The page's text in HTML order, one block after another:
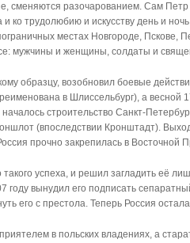
сменяются разочарованием. Сам Петр
ко трудолюбию и искусству день и
местах Новгороде, Пскове,
мужчины и женщины, солдаты и
образцу, возобновил боевые
в Шлиссельбург), а весной
строительство Санкт-
(впоследствии Кронштадт).
прочно закрепилась в Восточной
успеха, и решил загладить её
году вынудил его подписать
его с престола. Теперь Россия
в польских владениях, а